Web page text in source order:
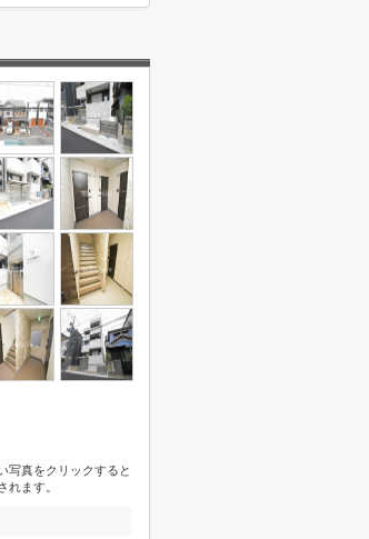
写真をクリックすると
れます。